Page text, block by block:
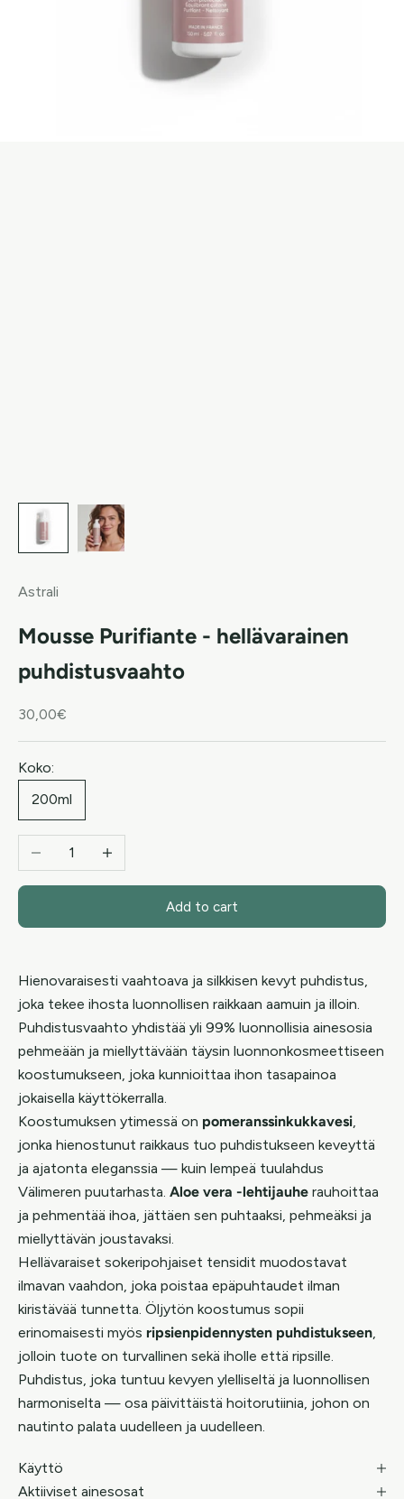
Astrali
Mousse Purifiante - hellävarainen
puhdistusvaahto
Sale price
30,00€
Koko:
200ml
Decrease quantityIncrease quantity
Add to cart
Hienovaraisesti vaahtoava ja silkkisen kevyt puhdistus,
joka tekee ihosta luonnollisen raikkaan aamuin ja illoin.
Puhdistusvaahto yhdistää yli 99% luonnollisia ainesosia
pehmeään ja miellyttävään täysin luonnonkosmeettiseen
koostumukseen, joka kunnioittaa ihon tasapainoa
jokaisella käyttökerralla.
Koostumuksen ytimessä on pomeranssinkukkavesi,
jonka hienostunut raikkaus tuo puhdistukseen keveyttä
ja ajatonta eleganssia — kuin lempeä tuulahdus
Välimeren puutarhasta. Aloe vera -lehtijauhe rauhoittaa
ja pehmentää ihoa, jättäen sen puhtaaksi, pehmeäksi ja
miellyttävän joustavaksi.
Hellävaraiset sokeripohjaiset tensidit muodostavat
ilmavan vaahdon, joka poistaa epäpuhtaudet ilman
kiristävää tunnetta. Öljytön koostumus sopii
erinomaisesti myös ripsienpidennysten puhdistukseen,
jolloin tuote on turvallinen sekä iholle että ripsille.
Puhdistus, joka tuntuu kevyen ylelliseltä ja luonnollisen
harmoniselta — osa päivittäistä hoitorutiinia, johon on
nautinto palata uudelleen ja uudelleen.
Käyttö
Aktiiviset ainesosat